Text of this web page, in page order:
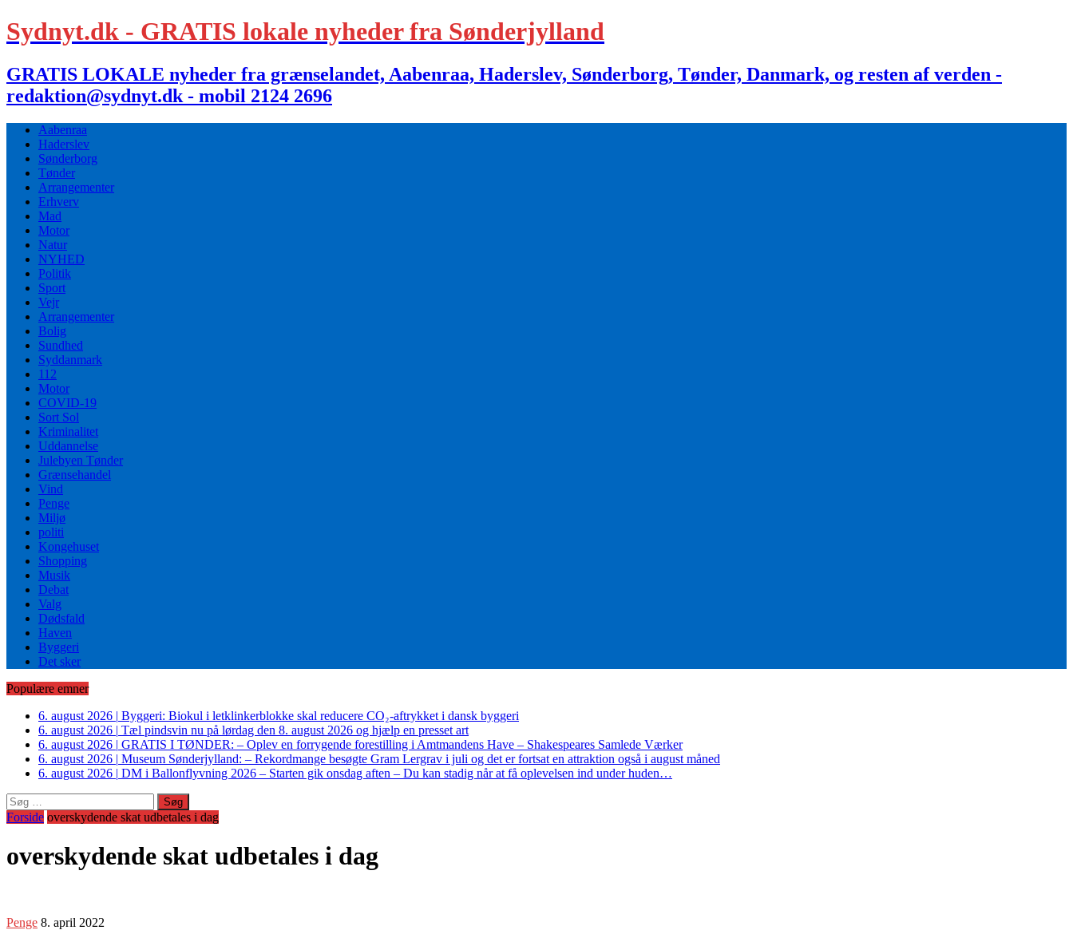
Sydnyt.dk - GRATIS lokale nyheder fra Sønderjylland
GRATIS LOKALE nyheder fra grænselandet, Aabenraa, Haderslev, Sønderborg, Tønder, Danmark, og resten af verden -
redaktion@sydnyt.dk - mobil 2124 2696
Aabenraa
Haderslev
Sønderborg
Tønder
Arrangementer
Erhverv
Mad
Motor
Natur
NYHED
Politik
Sport
Vejr
Arrangementer
Bolig
Sundhed
Syddanmark
112
Motor
COVID-19
Sort Sol
Kriminalitet
Uddannelse
Julebyen Tønder
Grænsehandel
Vind
Penge
Miljø
politi
Kongehuset
Shopping
Musik
Debat
Valg
Dødsfald
Haven
Byggeri
Det sker
Populære emner
6. august 2026 | Byggeri: Biokul i letklinkerblokke skal reducere CO₂-aftrykket i dansk byggeri
6. august 2026 | Tæl pindsvin nu på lørdag den 8. august 2026 og hjælp en presset art
6. august 2026 | GRATIS I TØNDER: – Oplev en forrygende forestilling i Amtmandens Have – Shakespeares Samlede Værker
6. august 2026 | Museum Sønderjylland: – Rekordmange besøgte Gram Lergrav i juli og det er fortsat en attraktion også i august måned
6. august 2026 | DM i Ballonflyvning 2026 – Starten gik onsdag aften – Du kan stadig når at få oplevelsen ind under huden…
Søg
efter:
Forside overskydende skat udbetales i dag
overskydende skat udbetales i dag
Penge 8. april 2022